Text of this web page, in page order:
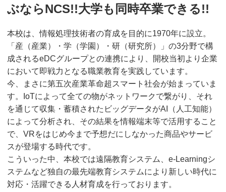
ぶならNCS!!大学も同時卒業できる!!
本校は、情報処理技術者の育成を目的に1970年に設立。
「産（産業）・学（学園）・研（研究所）」の3分野で構
成されるeDCグループとの連携により、開校当初より企業
において即戦力となる職業教育を実践しています。
今、まさに第五次産業革命超スマート社会が始まっていま
す。IoTによって全ての物がネットワークで繋がり、それ
を通じて収集・蓄積されたビッグデータがAI（人工知能）
によって分析され、その結果を情報端末等で活用すること
で、VRをはじめ今まで予想だにしなかった商品やサービ
スが登場する時代です。
こういった中、本校では遠隔教育システム、e-Learningシ
ステムなど独自の最先端教育システムにより新しい時代に
対応・活躍できる人材育成を行っております。